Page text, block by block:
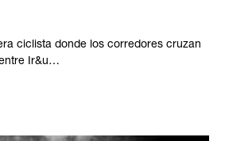
ciclista donde los corredores cruzan
Ir&u…